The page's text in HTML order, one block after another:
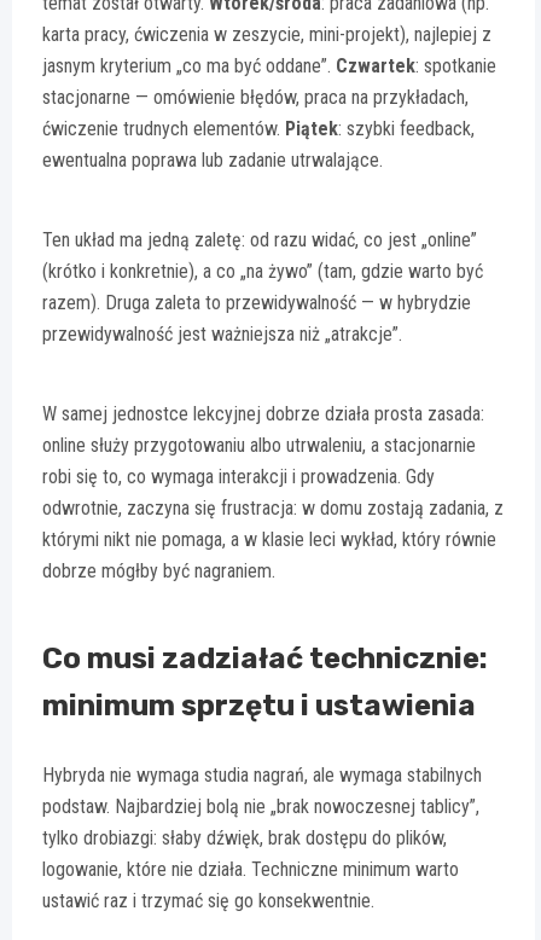
karta pracy, ćwiczenia w zeszycie, mini-projekt), najlepiej z
jasnym kryterium „co ma być oddane”. Czwartek: spotkanie
stacjonarne — omówienie błędów, praca na przykładach,
ćwiczenie trudnych elementów. Piątek: szybki feedback,
ewentualna poprawa lub zadanie utrwalające.
Ten układ ma jedną zaletę: od razu widać, co jest „online”
(krótko i konkretnie), a co „na żywo” (tam, gdzie warto być
razem). Druga zaleta to przewidywalność — w hybrydzie
przewidywalność jest ważniejsza niż „atrakcje”.
W samej jednostce lekcyjnej dobrze działa prosta zasada:
online służy przygotowaniu albo utrwaleniu, a stacjonarnie
robi się to, co wymaga interakcji i prowadzenia. Gdy
odwrotnie, zaczyna się frustracja: w domu zostają zadania, z
którymi nikt nie pomaga, a w klasie leci wykład, który równie
dobrze mógłby być nagraniem.
Co musi zadziałać technicznie:
minimum sprzętu i ustawienia
Hybryda nie wymaga studia nagrań, ale wymaga stabilnych
podstaw. Najbardziej bolą nie „brak nowoczesnej tablicy”,
tylko drobiazgi: słaby dźwięk, brak dostępu do plików,
logowanie, które nie działa. Techniczne minimum warto
ustawić raz i trzymać się go konsekwentnie.